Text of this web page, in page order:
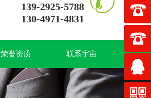
139-2925-5788
130-4971-4831
荣誉资质 联系宇宙